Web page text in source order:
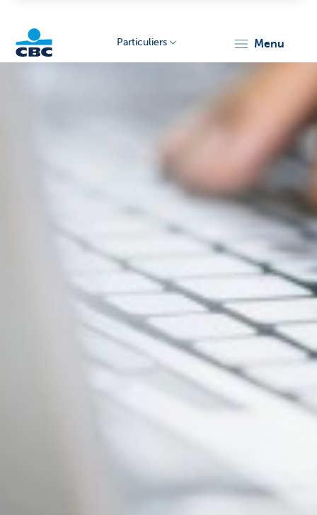
Particuliers menu